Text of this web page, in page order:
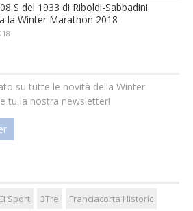
S del 1933 di Riboldi-Sabbadini
la Winter Marathon 2018
su tutte le novità della Winter
tu la nostra newsletter!
Sport 3Tre Franciacorta Historic